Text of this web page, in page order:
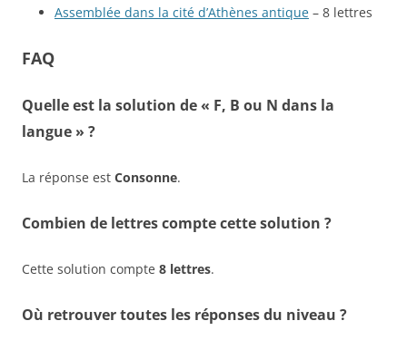
Assemblée dans la cité d’Athènes antique – 8 lettres
FAQ
Quelle est la solution de « F, B ou N dans la
langue » ?
La réponse est Consonne.
Combien de lettres compte cette solution ?
Cette solution compte 8 lettres.
Où retrouver toutes les réponses du niveau ?